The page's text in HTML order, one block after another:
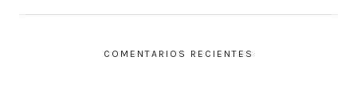
COMENTARIOS RECIENTES